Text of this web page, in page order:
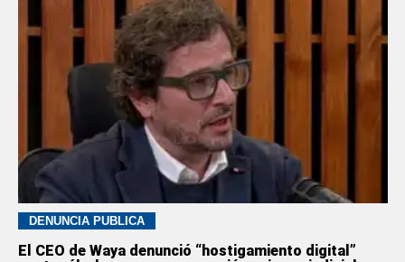
DENUNCIA PÚBLICA
El CEO de Waya denunció “hostigamiento digital”